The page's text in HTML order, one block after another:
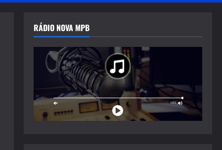
RÁDIO NOVA MPB